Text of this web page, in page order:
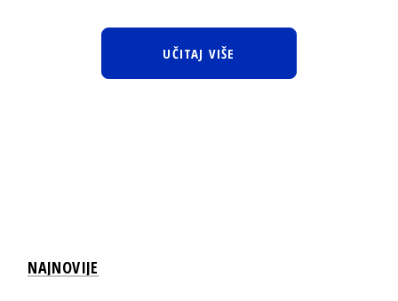
UČITAJ VIŠE
NAJNOVIJE